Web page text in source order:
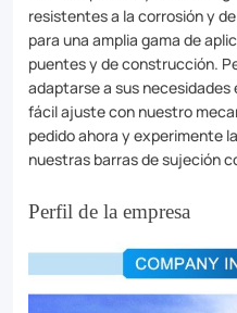
resistentes a la corrosión y
para una amplia gama de
puentes y de construcción.
adaptarse a sus
fácil ajuste con nuestro
pedido ahora y experimente
nuestras barras de sujeción
Perfil de la empresa